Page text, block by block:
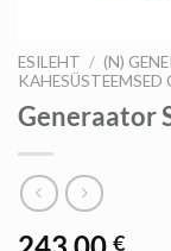
ESILEHT / (N)
KAHESÜSTEEMSED
Generaator
€